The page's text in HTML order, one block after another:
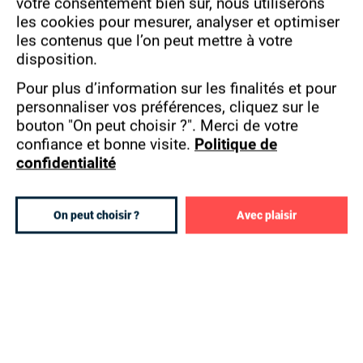
entre travail en entreprise et cours, ainsi que
de soutien aux étudiants dans leur recherche
d'alternance.
Des étudiants majoritairement satisfaits de
leur école sur quasiment toutes les
dimensions évaluées :
98 %des étudiants en alternance chez
sont toujours assurés
72 %expriment que les compétences
acquises au sein de l'école permettent de
les cookies pour mesurer, analyser et optimiser
les contenus que l’on peut mettre à votre
disposition.
Pour plus d’information sur les finalités et pour
personnaliser vos préférences, cliquez sur le
bouton "On peut choisir ?". Merci de votre
confiance et bonne visite. Politique de
confidentialité
On peut choisir ? Avec plaisir